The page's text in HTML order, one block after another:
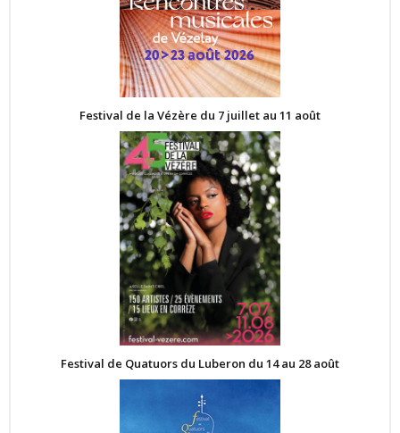
Festival de la Vézère du 7 juillet au 11 août
Festival de Quatuors du Luberon du 14 au 28 août